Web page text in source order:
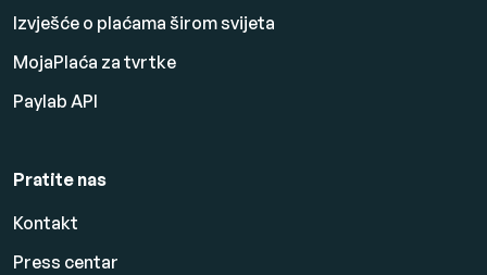
Izvješće o plaćama širom svijeta
MojaPlaća za tvrtke
Paylab API
Pratite nas
Kontakt
Press centar